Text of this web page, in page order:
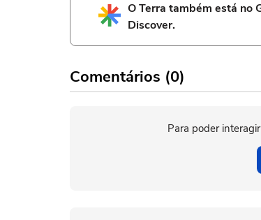
O Terra também está no
Discover.
Comentários (0)
Para poder